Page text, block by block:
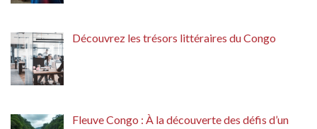
Découvrez les trésors littéraires du Congo
Fleuve Congo : À la découverte des défis d’un